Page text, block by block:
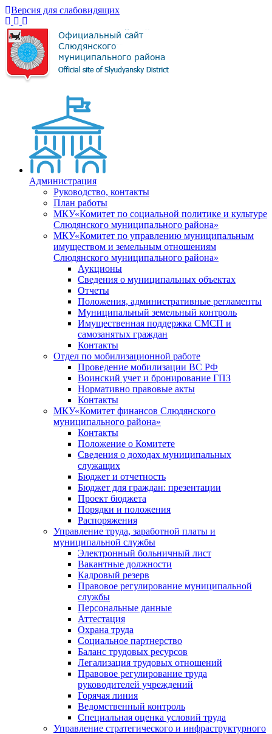
Версия для слабовидящих
Администрация
Руководство, контакты
План работы
МКУ«Комитет по социальной политике и культуре
Слюдянского муниципального района»
МКУ«Комитет по управлению муниципальным
имуществом и земельным отношениям
Слюдянского муниципального района»
Аукционы
Сведения о муниципальных объектах
Отчеты
Положения, административные регламенты
Муниципальный земельный контроль
Имущественная поддержка СМСП и
самозанятых граждан
Контакты
Отдел по мобилизационной работе
Проведение мобилизации ВС РФ
Воинский учет и бронирование ГПЗ
Нормативно правовые акты
Контакты
МКУ«Комитет финансов Слюдянского
муниципального района»
Контакты
Положение о Комитете
Сведения о доходах муниципальных
служащих
Бюджет и отчетность
Бюджет для граждан: презентации
Проект бюджета
Порядки и положения
Распоряжения
Управление труда, заработной платы и
муниципальной службы
Электронный больничный лист
Вакантные должности
Кадровый резерв
Правовое регулирование муниципальной
службы
Персональные данные
Аттестация
Охрана труда
Социальное партнерство
Баланс трудовых ресурсов
Легализация трудовых отношений
Правовое регулирование труда
руководителей учреждений
Горячая линия
Ведомственный контроль
Специальная оценка условий труда
Управление стратегического и инфраструктурного